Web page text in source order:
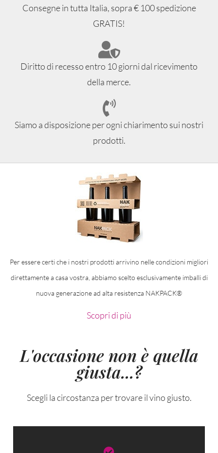
Consegne in tutta Italia, sopra € 100 spedizione
GRATIS!
Diritto di recesso entro 10 giorni dal ricevimento
della merce.
Siamo a disposizione per ogni chiarimento sui nostri
prodotti.
Per essere certi che i nostri prodotti arrivino nelle condizioni migliori
direttamente a casa vostra, abbiamo scelto esclusivamente imballi di
nuova generazione ad alta resistenza NAKPACK®
Scopri di più
L'occasione non è quella
giusta...?
Scegli la circostanza per trovare il vino giusto.